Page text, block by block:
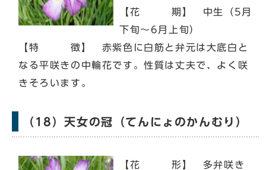
【花 期】 中生（5月
下旬～6月上旬）
【特 徴】 赤紫色に白筋と弁元は大底白と
なる平咲きの中輪花です。性質は丈夫で、よく咲
きそろいます。
（18）天女の冠（てんにょのかんむり）
【花 形】 多弁咲き